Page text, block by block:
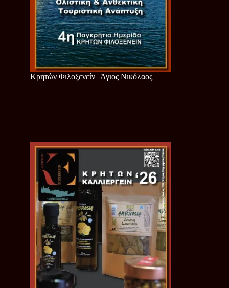
Κρητών Φιλοξενείν | Άγιος Νικόλαος